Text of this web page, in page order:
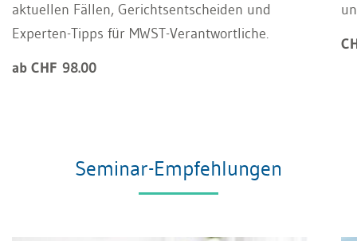
aktuellen Fällen, Gerichtsentscheiden und
Experten-Tipps für MWST-Verantwortliche.
ab CHF 98.00
Seminar-Empfehlungen